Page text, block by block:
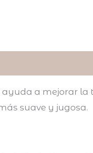
a mejorar
suave y jugosa.